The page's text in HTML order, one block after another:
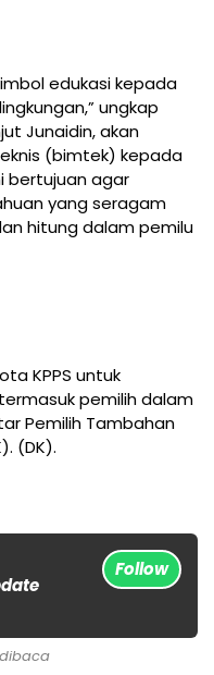
edukasi kepada
ungkap
Junaidin, akan
(bimtek) kepada
bertujuan agar
yang seragam
hitung dalam pemilu
KPPS untuk
pemilih dalam
Pemilih Tambahan
(DK).
Follow